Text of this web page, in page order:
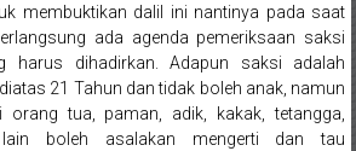
membuktikan dalil ini nantinya pada saat
ada agenda pemeriksaan saksi
harus dihadirkan. Adapun saksi adalah
21 Tahun dan tidak boleh anak, namun
orang tua, paman, adik, kakak, tetangga,
boleh asalakan mengerti dan tau